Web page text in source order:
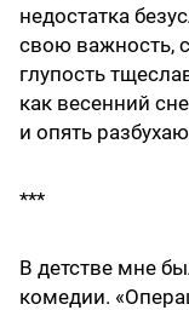
недостатка
свою важность,
глупость
как весенний
и опять
***
В детстве мне
комедии.